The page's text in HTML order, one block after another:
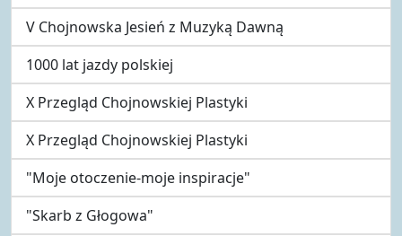
V Chojnowska Jesień z Muzyką Dawną
1000 lat jazdy polskiej
X Przegląd Chojnowskiej Plastyki
X Przegląd Chojnowskiej Plastyki
"Moje otoczenie-moje inspiracje"
"Skarb z Głogowa"